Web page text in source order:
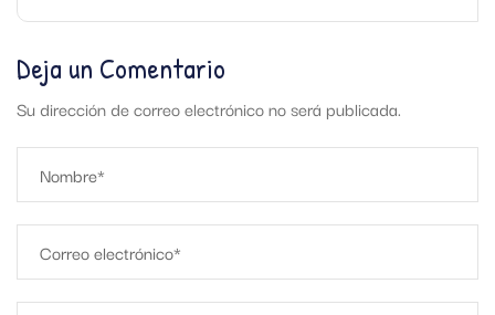
Deja un Comentario
Su dirección de correo electrónico no será publicada.